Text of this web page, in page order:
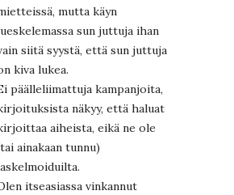
mutta käyn
sun juttuja ihan
siitä syystä, että sun juttuja
kiva lukea.
päälleliimattuja kampanjoita,
näkyy, että haluat
aiheista, eikä ne ole
ainakaan tunnu)
itseasiassa vinkannut